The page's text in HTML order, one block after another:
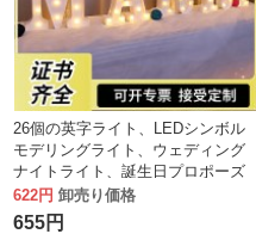
26個の英字ライト、LEDシンボル
モデリングライト、ウェディング
ナイトライト、誕生日プロポーズ
ライト
622円 卸売り価格
655円